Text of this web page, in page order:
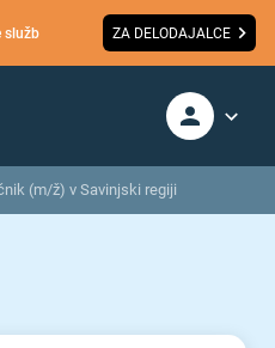
služb ZA DELODAJALCE
(m/ž) v Savinjski regiji